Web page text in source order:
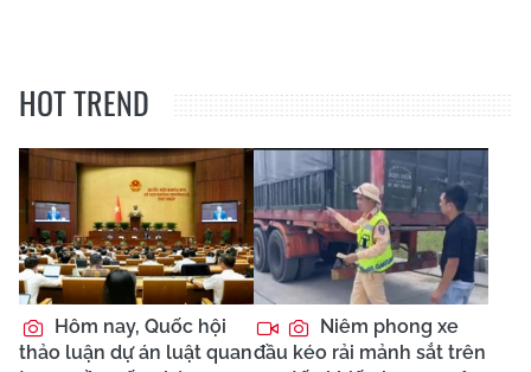
HOT TREND
Hôm nay, Quốc hội
thảo luận dự án luật quan
Niêm phong xe
đầu kéo rải mảnh sắt trên